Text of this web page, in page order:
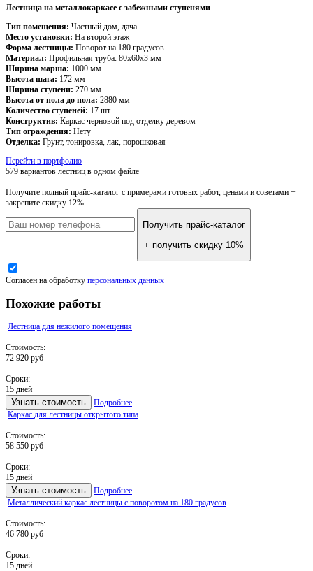
Лестница на металлокаркасе с забежными ступенями
Тип помещения: Частный дом, дача
Место установки: На второй этаж
Форма лестницы: Поворот на 180 градусов
Материал: Профильная труба: 80х60х3 мм
Ширина марша: 1000 мм
Высота шага: 172 мм
Ширина ступени: 270 мм
Высота от пола до пола: 2880 мм
Количество ступеней: 17 шт
Конструктив: Каркас черновой под отделку деревом
Тип ограждения: Нету
Отделка: Грунт, тонировка, лак, порошковая
Перейти в портфолио
579 вариантов лестниц в одном файле
Получите полный прайс-каталог с примерами готовых работ, ценами и советами +
закрепите скидку 12%
Получить прайс-каталог
+ получить скидку 10%
Согласен на обработку персональных данных
Похожие работы
Лестница для нежилого помещения
Стоимость:
72 920 руб
Сроки:
15 дней
Узнать стоимость
Подробнее
Каркас для лестницы открытого типа
Стоимость:
58 550 руб
Сроки:
15 дней
Узнать стоимость
Подробнее
Металлический каркас лестницы с поворотом на 180 градусов
Стоимость:
46 780 руб
Сроки:
15 дней